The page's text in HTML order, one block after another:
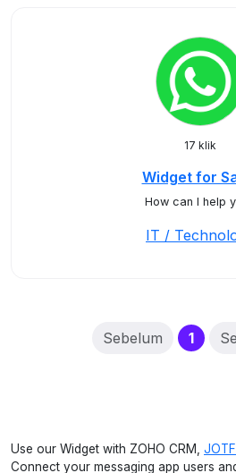
17 klik
Widget for
How can I help
IT /
Sebelum 1
Use our Widget with ZOHO CRM,
Connect your messaging app users